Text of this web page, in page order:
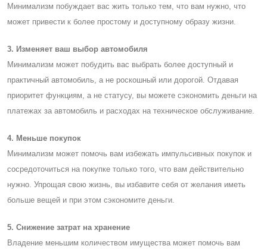
Минимализм побуждает вас жить только тем, что вам нужно, что
может привести к более простому и доступному образу жизни.
3. Изменяет ваш выбор автомобиля
Минимализм может побудить вас выбрать более доступный и
практичный автомобиль, а не роскошный или дорогой. Отдавая
приоритет функциям, а не статусу, вы можете сэкономить деньги на
платежах за автомобиль и расходах на техническое обслуживание.
4. Меньше покупок
Минимализм может помочь вам избежать импульсивных покупок и
сосредоточиться на покупке только того, что вам действительно
нужно. Упрощая свою жизнь, вы избавите себя от желания иметь
больше вещей и при этом сэкономите деньги.
5. Cнижение затрат на хранение
Владение меньшим количеством имущества может помочь вам